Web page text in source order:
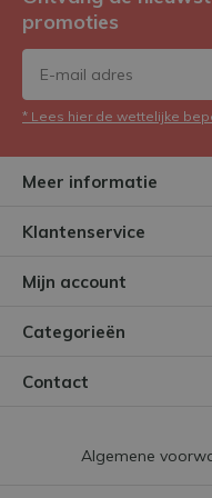
+ Goed verpakt
DoorLaurence- 08-
Mooi boeket, een
bloemen zijn zeer
Door
vond ik het tegen
promoties
* Lees hier de wettelijke
Meer informatie
Klantenservice
Mijn account
Categorieën
Contact
Algemene